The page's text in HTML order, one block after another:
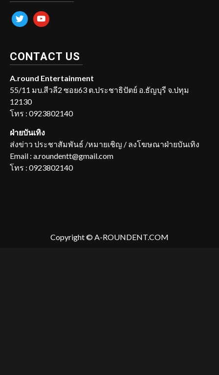
twitter youtube
CONTACT US
A.round Entertainment
55/11 มบ.สีวลี2 ซอย63 ต.ประชาธิปัตย์ อ.ธัญบุรี จ.ปทุม
12130
โทร : 0923802140
ฝ่ายบันเทิง
ส่งข่าว ประชาสัมพันธ์ /หมายเชิญ / ลงโฆษณาฝ่ายบันเทิง
Email : a.roundentt@gmail.com
โทร : 0923802140
Copyright © A-ROUNDENT.COM